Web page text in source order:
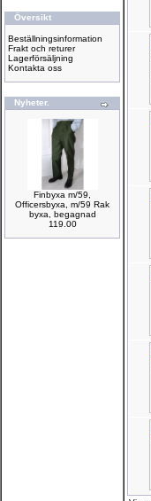
Översikt
Beställningsinformation
Frakt och returer
Lagerförsäljning
Kontakta oss
Nyheter.
Finbyxa m/59,
Officersbyxa, m/59 Rak
byxa, begagnad
119.00